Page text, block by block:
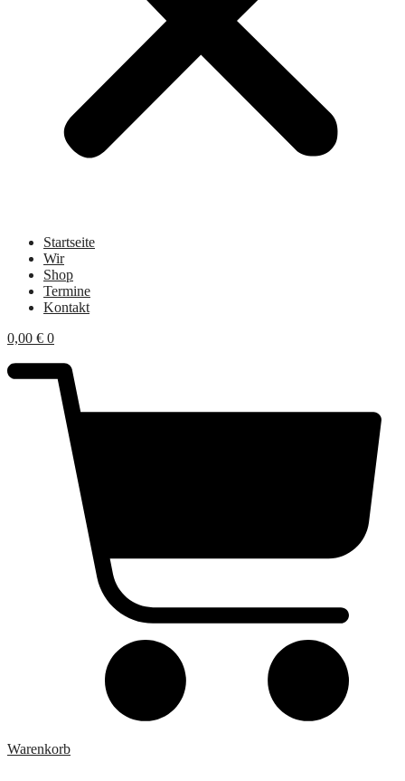
Startseite
Wir
Shop
Termine
Kontakt
0,00 € 0
Warenkorb